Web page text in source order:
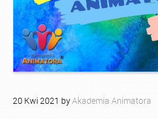
20 Kwi 2021 byAkademia Animatora